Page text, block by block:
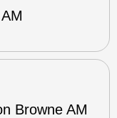
Browne AM